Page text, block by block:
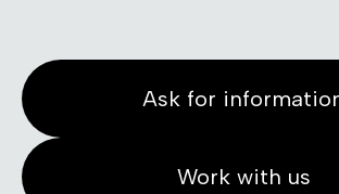
Ask for
Work with us